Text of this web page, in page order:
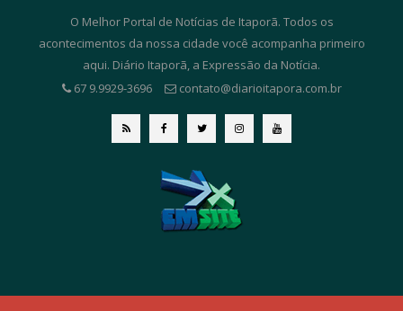
O Melhor Portal de Notícias de Itaporã. Todos os
acontecimentos da nossa cidade você acompanha primeiro
aqui. Diário Itaporã, a Expressão da Notícia.
67 9.9929-3696
contato@diarioitapora.com.br